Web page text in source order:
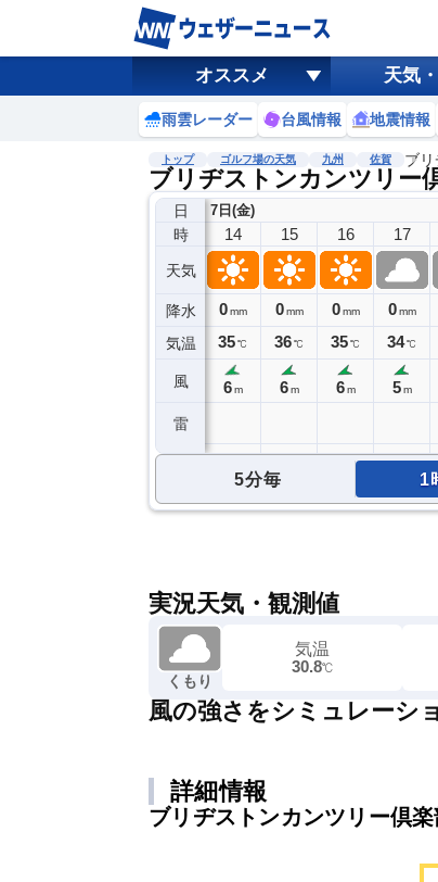
オススメ 天気
雨雲レーダー 台風情報 地震情報
トップ ゴルフ場の天気 九州 佐賀 ブ
ブリヂストンカンツリー
日
時
天気
降水
気温
風
雷
7日(金)
14
0 mm
35℃
6 m
15
0 mm
36℃
6 m
16
0 mm
35℃
6 m
17
0 mm
34℃
5 m
5分毎 1
実況天気・観測値
くもり
気温
30.8℃
風の強さをシミュレーシ
詳細情報
ブリヂストンカンツリー倶楽